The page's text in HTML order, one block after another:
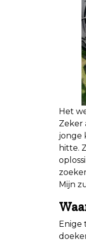
Het
Zeker
jonge
hitte.
Mijn
Enige